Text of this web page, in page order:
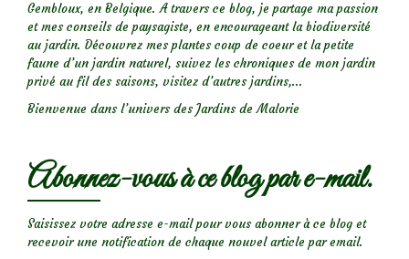
Gembloux, en Belgique. A travers ce blog, je partage ma passion
et mes conseils de paysagiste, en encourageant la biodiversité
au jardin. Découvrez mes plantes coup de coeur et la petite
faune d’un jardin naturel, suivez les chroniques de mon jardin
privé au fil des saisons, visitez d’autres jardins,...
Bienvenue dans l’univers des Jardins de Malorie
Abonnez-vous à ce blog par e-mail.
Saisissez votre adresse e-mail pour vous abonner à ce blog et
recevoir une notification de chaque nouvel article par email.